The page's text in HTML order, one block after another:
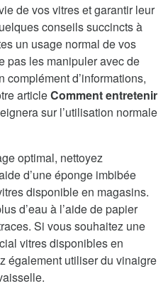
de vos vitres et garantir leur
conseils succincts à
un usage normal de vos
pas les manipuler avec de
d’informations,
articleComment entretenir
sur l’utilisation normale
optimal, nettoyez
d’une éponge imbibée
disponible en magasins.
d’eau à l’aide de papier
Si vous souhaitez une
vitres disponibles en
également utiliser du vinaigre